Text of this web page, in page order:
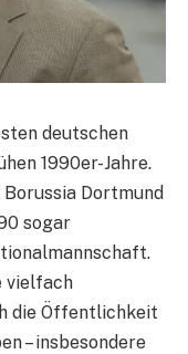
deutschen
1990er-Jahre.
Dortmund
sogar
vielfach
die Öffentlichkeit
– insbesondere